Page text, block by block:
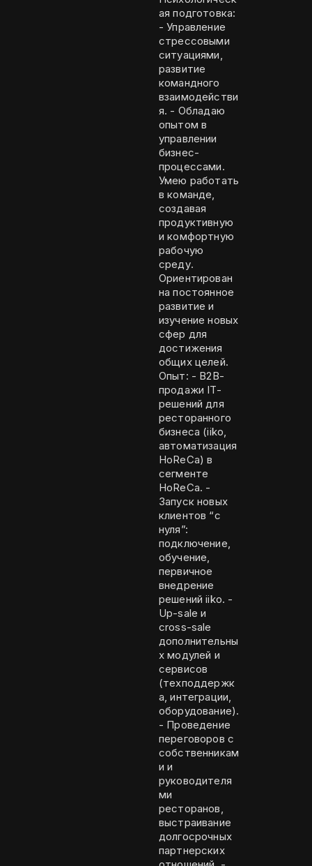
ая подготовка:
- Управление
стрессовыми
ситуациями,
развитие
командного
взаимодействи
я. - Обладаю
опытом в
управлении
бизнес-
процессами.
Умею работать
в команде,
создавая
продуктивную
и комфортную
рабочую
среду.
Ориентирован
на постоянное
развитие и
изучение новых
сфер для
достижения
общих целей.
Опыт: - B2B-
продажи IT-
решений для
ресторанного
бизнеса (iiko,
автоматизация
HoReCa) в
сегменте
HoReCa. -
Запуск новых
клиентов “с
нуля”:
подключение,
обучение,
первичное
внедрение
решений iiko. -
Up-sale и
cross-sale
дополнительны
х модулей и
сервисов
(техподдержк
а, интеграции,
оборудование).
- Проведение
переговоров с
собственникам
и и
руководителя
ми
ресторанов,
выстраивание
долгосрочных
партнерских